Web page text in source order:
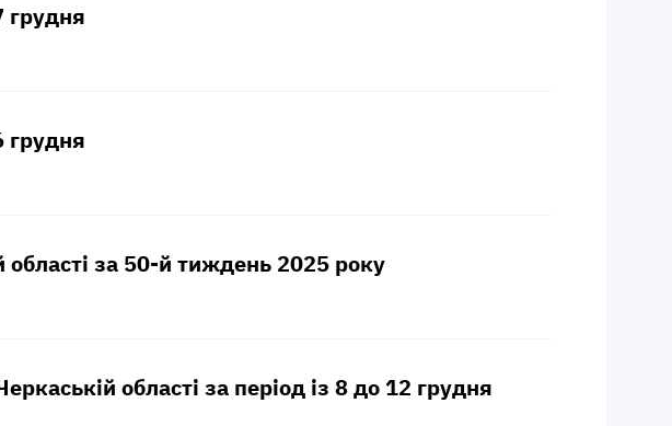
грудня
грудня
області за 50-й тиждень 2025 року
області за період із 8 до 12 грудня